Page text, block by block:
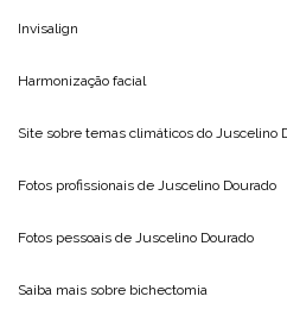
Invisalign
Harmonização facial
Site sobre temas climáticos do Juscelino
Fotos profissionais de Juscelino Dourado
Fotos pessoais de Juscelino Dourado
Saiba mais sobre bichectomia